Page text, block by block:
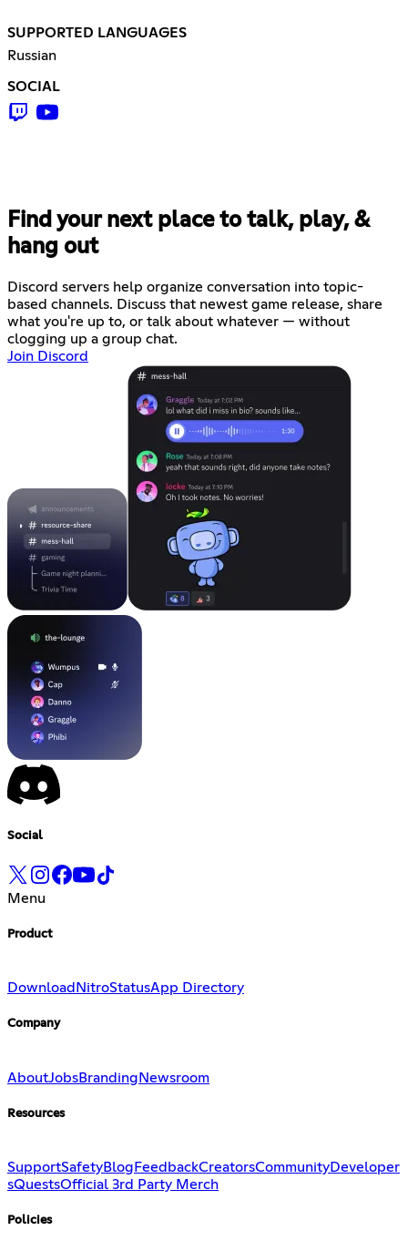
SUPPORTED LANGUAGES
Russian
SOCIAL
Find your next place to talk, play, &
hang out
Discord servers help organize conversation into topic-
based channels. Discuss that newest game release, share
what you're up to, or talk about whatever — without
clogging up a group chat.
Join Discord
Social
Menu
Product
Download NitroStatusApp Directory
Company
AboutJobsBranding Newsroom
Resources
SupportSafetyBlog FeedbackCreatorsCommunityDeveloper
sQuestsOfficial 3rd Party Merch
Policies